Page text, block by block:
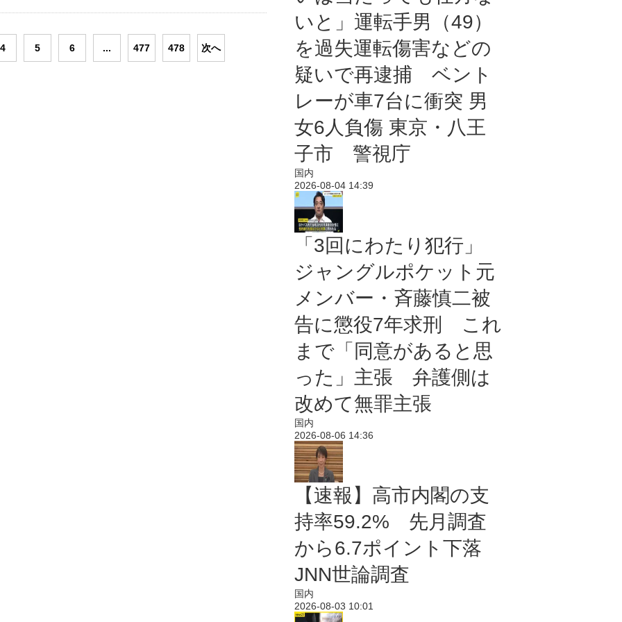
4 5 6 ... 477 478 次へ
いと」運転手男（49）
を過失運転傷害などの
疑いで再逮捕 ベント
レーが車7台に衝突 男
女6人負傷 東京・八王
子市 警視庁
国内
2026-08-04 14:39
「3回にわたり犯行」
ジャングルポケット元
メンバー・斉藤慎二被
告に懲役7年求刑 これ
まで「同意があると思
った」主張 弁護側は
改めて無罪主張
国内
2026-08-06 14:36
【速報】高市内閣の支
持率59.2% 先月調査
から6.7ポイント下落
JNN世論調査
国内
2026-08-03 10:01